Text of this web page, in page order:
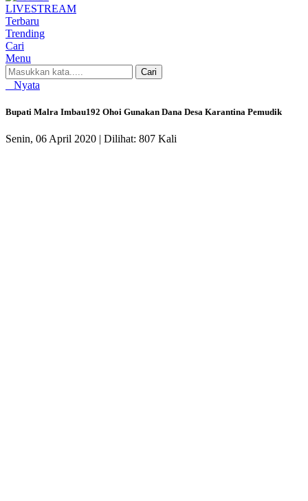
LIVESTREAM
Terbaru
Trending
Cari
Menu
Cari
Nyata
Bupati Malra Imbau192 Ohoi Gunakan Dana Desa Karantina Pemudik
Senin, 06 April 2020 | Dilihat: 807 Kali